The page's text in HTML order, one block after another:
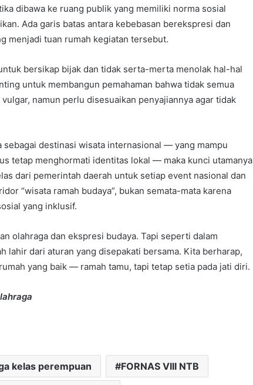
dibawa ke ruang publik yang memiliki norma sosial
Ada garis batas antara kebebasan berekspresi dan
menjadi tuan rumah kegiatan tersebut.
bersikap bijak dan tidak serta-merta menolak hal-hal
untuk membangun pemahaman bahwa tidak semua
namun perlu disesuaikan penyajiannya agar tidak
destinasi wisata internasional — yang mampu
tetap menghormati identitas lokal — maka kunci utamanya
dari pemerintah daerah untuk setiap event nasional dan
“wisata ramah budaya”, bukan semata-mata karena
yang inklusif.
olahraga dan ekspresi budaya. Tapi seperti dalam
lahir dari aturan yang disepakati bersama. Kita berharap,
yang baik — ramah tamu, tapi tetap setia pada jati diri.
kelas perempuan FORNAS VIII NTB